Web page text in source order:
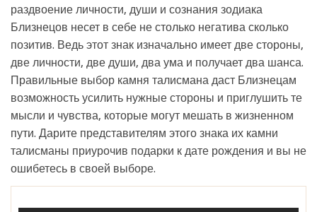
раздвоение личности, души и сознания зодиака
Близнецов несет в себе не столько негатива сколько
позитив. Ведь этот знак изначально имеет две стороны,
две личности, две души, два ума и получает два шанса.
Правильные выбор камня талисмана даст Близнецам
возможность усилить нужные стороны и приглушить те
мысли и чувства, которые могут мешать в жизненном
пути. Дарите представителям этого знака их камни
талисманы приурочив подарки к дате рождения и вы не
ошибетесь в своей выборе.